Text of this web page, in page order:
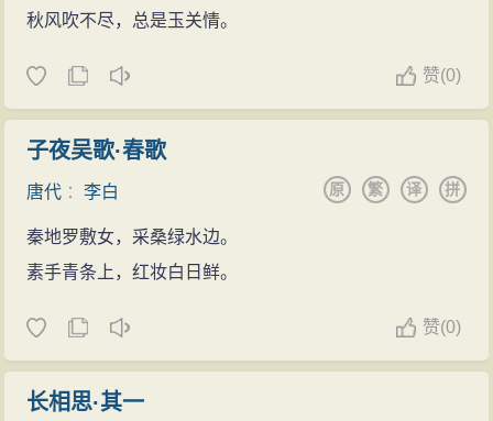
秋风吹不尽，总是玉关情。
赞(0)
子夜吴歌·春歌
唐代 ：李白 拼
译
繁
原
秦地罗敷女，采桑绿水边。
素手青条上，红妆白日鲜。
赞(0)
长相思·其一